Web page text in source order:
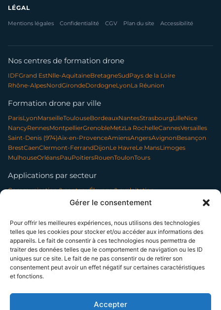
Gérer le consentement
Pour offrir les meilleures expériences, nous utilisons des technologies
telles que les cookies pour stocker et/ou accéder aux informations des
appareils. Le fait de consentir à ces technologies nous permettra de
traiter des données telles que le comportement de navigation ou les ID
uniques sur ce site. Le fait de ne pas consentir ou de retirer son
consentement peut avoir un effet négatif sur certaines caractéristiques
et fonctions.
Accepter
LÉGAL
Mentions légales Confidentialité CGV Plan du site Accessibilité
Nos centres de formation drone
IDFGrand EstNlle-AquitaineBretagneSudPays de la Loire
Rhône-AlpesNordGirondeDordogneLyonLa Réunion
Formation drone par ville
ParisLyonMarseilleToulouseBordeauxNantesStrasbourgLilleNice
NancyRennesMontpellierGrenobleMetzLa RochelleCannesVersailles
Saint-Denis (974)Aix-en-ProvenceAmiensAngersAvignonBesançon
BrestCaenClermont-FerrandDijonLe HavreLe MansLimoges
MulhouseOrléansPauPoitiersRouenToulonTours
Applications par secteur
Communication & contenuÉlevage & exploitation
Événementiel & tourismeForêt & environnement
Photo professionnelle
Nettoyage par drone
SUIVEZ-NOUS
FORMATION